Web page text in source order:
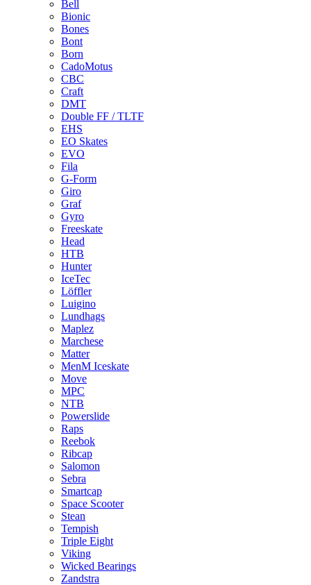
Bell
Bionic
Bones
Bont
Born
CadoMotus
CBC
Craft
DMT
Double FF / TLTF
EHS
EO Skates
EVO
Fila
G-Form
Giro
Graf
Gyro
Freeskate
Head
HTB
Hunter
IceTec
Löffler
Luigino
Lundhags
Maplez
Marchese
Matter
MenM Iceskate
Move
MPC
NTB
Powerslide
Raps
Reebok
Ribcap
Salomon
Sebra
Smartcap
Space Scooter
Stean
Tempish
Triple Eight
Viking
Wicked Bearings
Zandstra